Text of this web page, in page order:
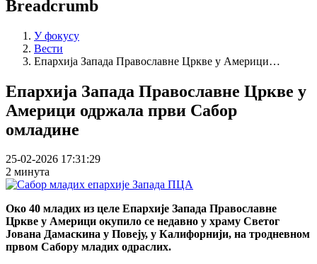
Breadcrumb
У фокусу
Вести
Епархија Запада Православне Цркве у Америци…
Епархија Запада Православне Цркве у
Америци одржала први Сабор
омладине
25-02-2026 17:31:29
2 минута
Око 40 младих из целе Епархије Запада Православне
Цркве у Америци окупило се недавно у храму Светог
Јована Дамаскина у Повеју, у Калифорнији, на тродневном
првом Сабору младих одраслих.